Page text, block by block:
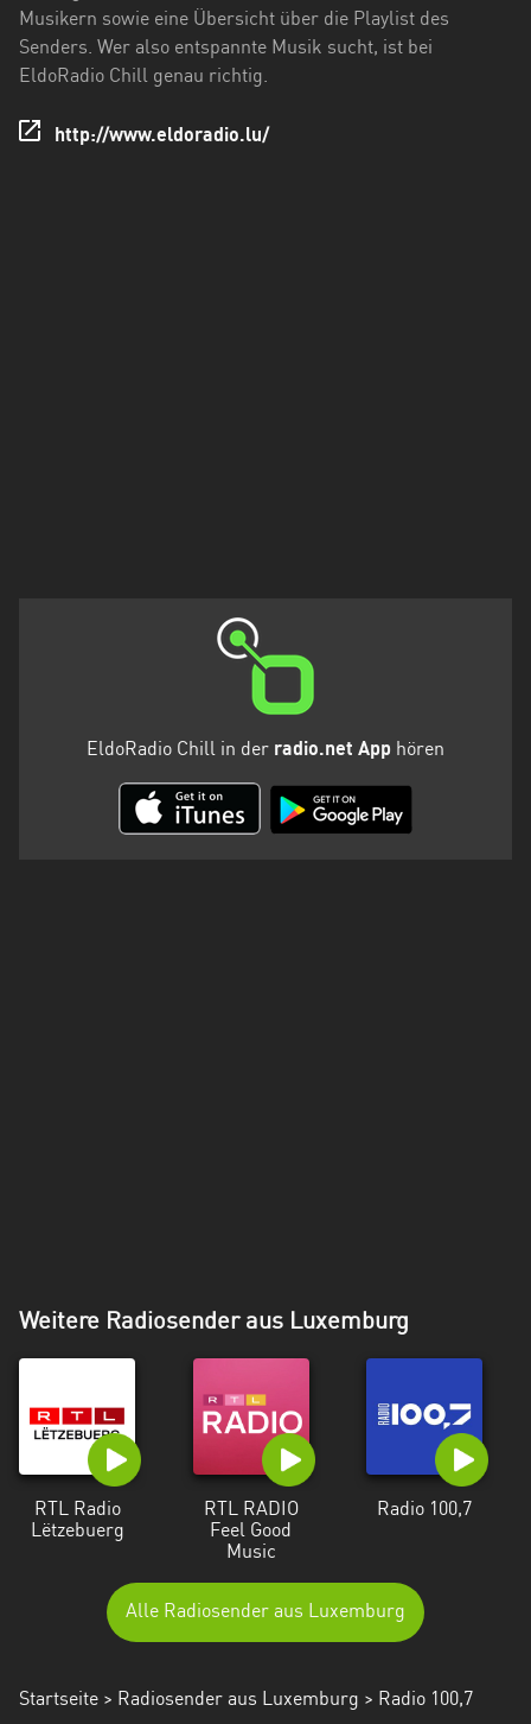
Musikern sowie eine Übersicht über die Playlist des
Senders. Wer also entspannte Musik sucht, ist bei
EldoRadio Chill genau richtig.
http://www.eldoradio.lu/
EldoRadio Chill in der radio.net App hören
Weitere Radiosender aus Luxemburg
RTL Radio
Lëtzebuerg
RTL RADIO
Feel Good
Music
Radio 100,7
Alle Radiosender aus Luxemburg
Startseite > Radiosender aus Luxemburg > Radio 100,7